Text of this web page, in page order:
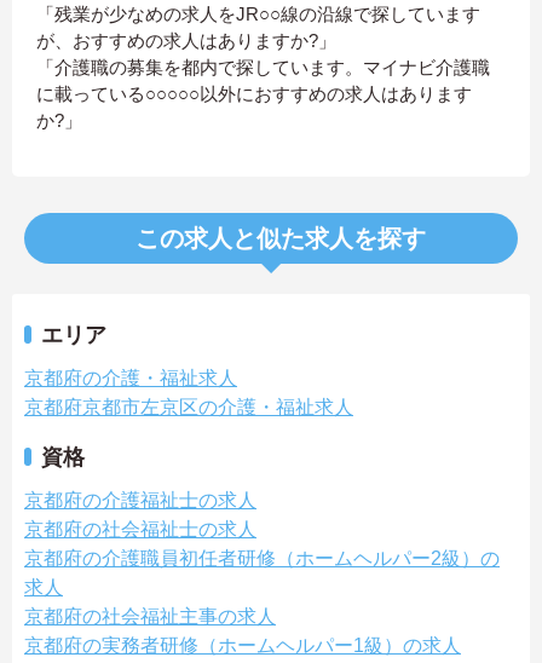
「残業が少なめの求人をJR○○線の沿線で探しています
が、おすすめの求人はありますか?」
「介護職の募集を都内で探しています。マイナビ介護職
に載っている○○○○○以外におすすめの求人はあります
か?」
この求人と似た求人を探す
エリア
京都府の介護・福祉求人
京都府京都市左京区の介護・福祉求人
資格
京都府の介護福祉士の求人
京都府の社会福祉士の求人
京都府の介護職員初任者研修（ホームヘルパー2級）の
求人
京都府の社会福祉主事の求人
京都府の実務者研修（ホームヘルパー1級）の求人